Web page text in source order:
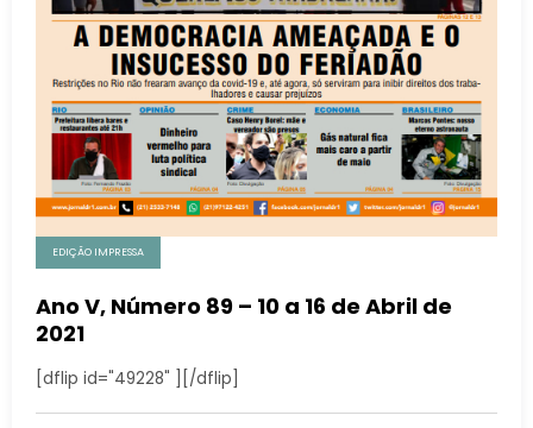
EDIÇÃO IMPRESSA
Ano V, Número 89 – 10 a 16 de Abril de
2021
[dflip id="49228" ][/dflip]